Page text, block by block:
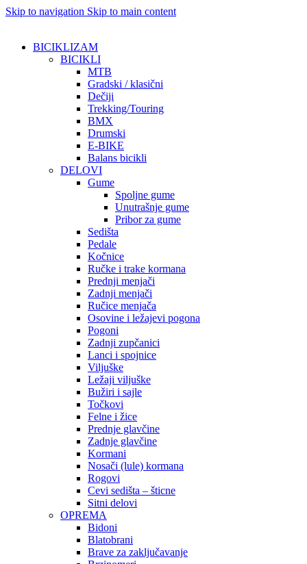
Skip to navigation Skip to main content
BICIKLIZAM
BICIKLI
MTB
Gradski / klasični
Dečiji
Trekking/Touring
BMX
Drumski
E-BIKE
Balans bicikli
DELOVI
Gume
Spoljne gume
Unutrašnje gume
Pribor za gume
Sedišta
Pedale
Kočnice
Ručke i trake kormana
Prednji menjači
Zadnji menjači
Ručice menjača
Osovine i ležajevi pogona
Pogoni
Zadnji zupčanici
Lanci i spojnice
Viljuške
Ležaji viljuške
Bužiri i sajle
Točkovi
Felne i žice
Prednje glavčine
Zadnje glavčine
Kormani
Nosači (lule) kormana
Rogovi
Cevi sedišta – šticne
Sitni delovi
OPREMA
Bidoni
Blatobrani
Brave za zaključavanje